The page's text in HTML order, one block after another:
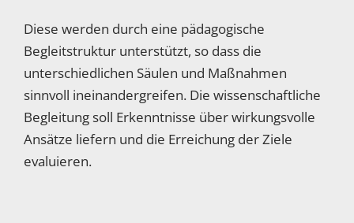
Diese werden durch eine pädagogische
Begleitstruktur unterstützt, so dass die
unterschiedlichen Säulen und Maßnahmen
sinnvoll ineinandergreifen. Die wissenschaftliche
Begleitung soll Erkenntnisse über wirkungsvolle
Ansätze liefern und die Erreichung der Ziele
evaluieren.